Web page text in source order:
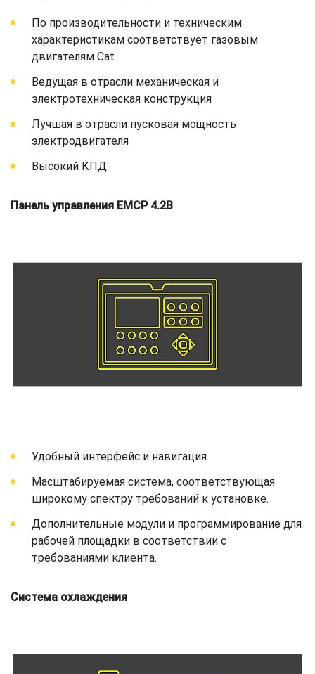
По производительности и техническим
характеристикам соответствует газовым
двигателям Cat
Ведущая в отрасли механическая и
электротехническая конструкция
Лучшая в отрасли пусковая мощность
электродвигателя
Высокий КПД
Панель управления EMCP 4.2B
Удобный интерфейс и навигация.
Масштабируемая система, соответствующая
широкому спектру требований к установке.
Дополнительные модули и программирование для
рабочей площадки в соответствии с
требованиями клиента.
Система охлаждения